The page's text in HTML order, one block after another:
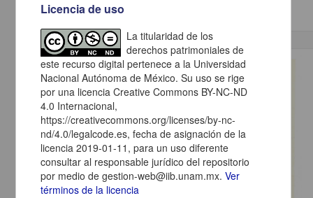
Correspondencia postal
Licencia de uso
La titularidad de los
derechos patrimoniales de
este recurso digital pertenece a la Universidad
Nacional Autónoma de México. Su uso se rige
por una licencia Creative Commons BY-NC-ND
4.0 Internacional,
https://creativecommons.org/licenses/by-nc-
nd/4.0/legalcode.es, fecha de asignación de la
licencia 2019-01-11, para un uso diferente
consultar al responsable jurídico del repositorio
por medio de gestion-web@iib.unam.mx.Ver
términos de la licencia